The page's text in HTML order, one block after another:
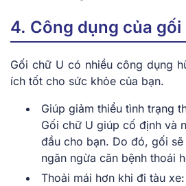
4. Công dụng của gối
Gối chữ U có nhiều công dụng
ích tốt cho sức khỏe của bạn.
Giúp giảm thiểu tình trạng
Gối chữ U giúp cố định và
đầu cho bạn. Do đó, gối
ngăn ngừa căn bệnh thoái
Thoải mái hơn khi đi tàu